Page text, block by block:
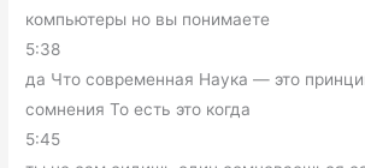
компьютеры но вы понимаете
5:38
да Что современная Наука — это
сомнения То есть это когда
5:45